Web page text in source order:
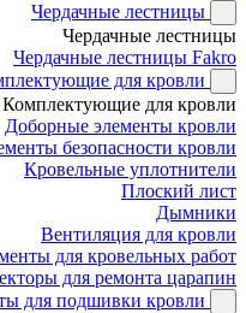
Чердачные лестницы
Чердачные лестницы
Чердачные лестницы Fakro
для кровли
Комплектующие для кровли
Доборные элементы кровли
безопасности кровли
Кровельные уплотнители
Плоский лист
Дымники
Вентиляция для кровли
для кровельных работ
для ремонта царапин
для подшивки кровли